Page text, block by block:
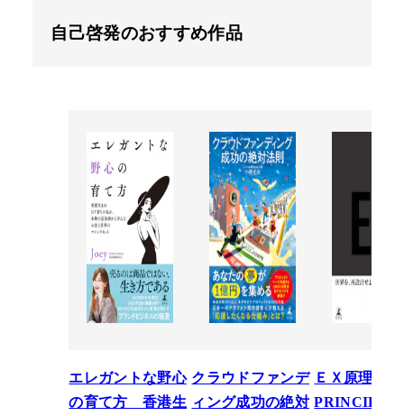
自己啓発のおすすめ作品
エレガントな野心
の育て方 香港生
クラウドファンデ
ィング成功の絶対
ＥＸ原理
PRINCIPLE